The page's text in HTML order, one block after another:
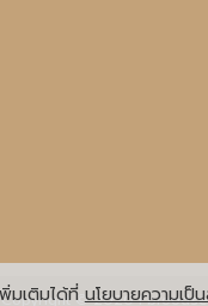
Copyright © 2020
มเติมได้ที่ นโยบายความเป็